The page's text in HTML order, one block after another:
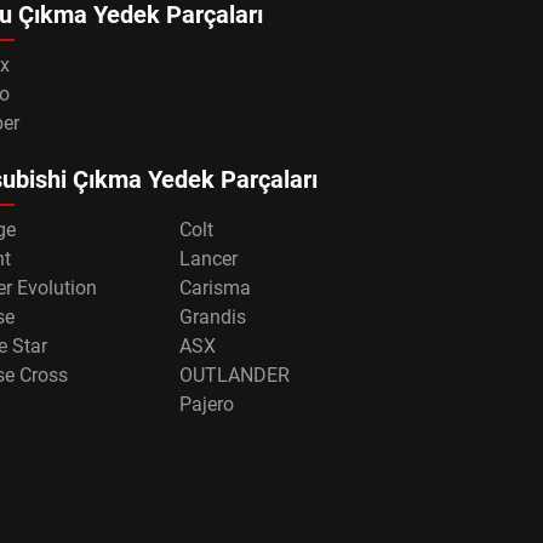
Çıkma Yedek Parçaları
Çıkma Yedek Parçaları
Colt
Lancer
Evolution
Carisma
Grandis
Star
ASX
Cross
OUTLANDER
Pajero